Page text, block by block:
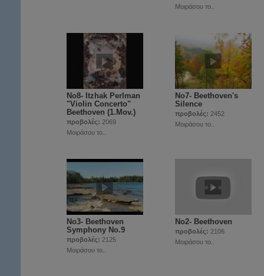
Μοιράσου το..
Νο8- Itzhak Perlman
"Violin Concerto"
Beethoven (1.Mov.)
προβολές: 2069
Μοιράσου το..
Νο7- Beethoven's
Silence
προβολές: 2452
Μοιράσου το..
Νο3- Beethoven
Symphony No.9
προβολές: 2125
Μοιράσου το..
Νο2- Beethoven
προβολές: 2106
Μοιράσου το..